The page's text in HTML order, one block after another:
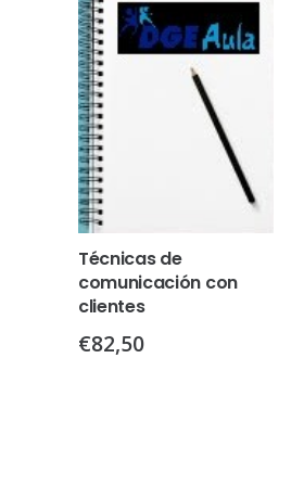
Técnicas de
comunicación con
clientes
€82,50